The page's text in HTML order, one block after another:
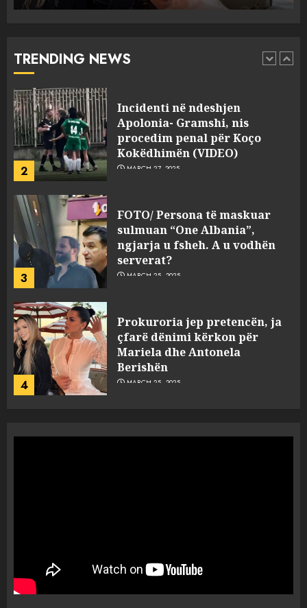
TRENDING NEWS
1
pasuri të pajustifikuar
2
Incidenti në ndeshjen
Apolonia- Gramshi, nis
procedim penal për Koço
Kokëdhimën (VIDEO)
MARCH 27, 2025
3
FOTO/ Persona të maskuar
sulmuan “One Albania”,
ngjarja u fsheh. A u vodhën
serverat?
MARCH 25, 2025
4
Prokuroria jep pretencën, ja
çfarë dënimi kërkon për
Mariela dhe Antonela
Berishën
MARCH 25, 2025
1
“bosen” Joana Nano për
abuzim me fondet publike dhe
pasuri të pajustifikuar